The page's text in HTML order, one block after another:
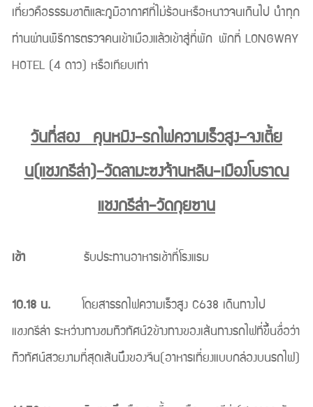
เที่ยวคือธรรมชาติและภูมิอากาศที่ไม่ร้อนหรือหนาวจนเกินไป นำทุก
ท่านผ่านพิธีการตรวจคนเข้าเมืองแล้วเข้าสู่ที่พัก พักที่ LONGWAY
HOTEL (4 ดาว) หรือเทียบเท่า
วันที่สอง คุนหมิง–รถไฟความเร็วสูง–จงเตี้ย
น(แชงกรีล่า)–วัดลามะซงจ้านหลิน-เมืองโบราณ
แชงกรีล่า-วัดกุยซาน
เช้า รับประทานอาหารเช้าที่โรงแรม
10.18 น.
โดยสารรถไฟความเร็วสูง C638 เดินทางไป
แชงกรีล่า ระหว่างทางชมทิวทัศน์2ข้างทางของเส้นทางรถไฟที่ขึ้นชื่อว่า
ทิวทัศน์สวยงามที่สุดเส้นนึงของจีน(อาหารเที่ยงแบบกล่องบนรถไฟ)